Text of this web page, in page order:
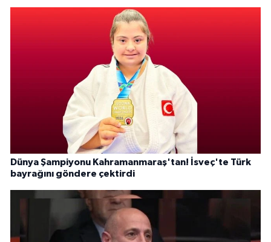
Dünya Şampiyonu Kahramanmaraş'tan! İsveç'te Türk
bayrağını göndere çektirdi